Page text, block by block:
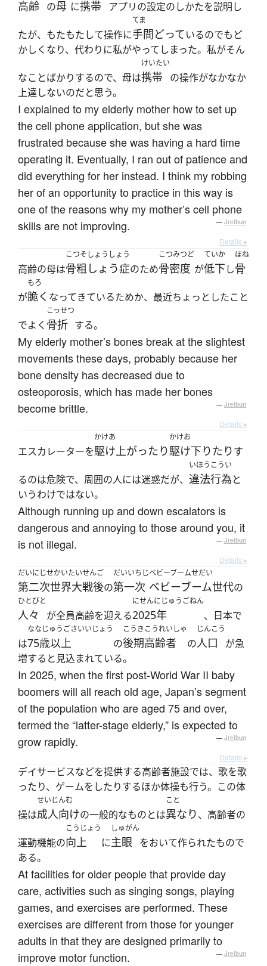
高齢 の母 に携帯 アプリの設定のしかたを説明し
たが、もたもたして操作に
てま
手間どっているのでもど
かしくなり、代わりに私がやってしまった。私がそん
なことばかりするので、母は
けいたい
携帯 の操作がなかなか
上達しないのだと思う。
I explained to my elderly mother how to set up
the cell phone application, but she was
frustrated because she was having a hard time
operating it. Eventually, I ran out of patience and
did everything for her instead. I think my robbing
her of an opportunity to practice in this way is
one of the reasons why my mother’s cell phone
skills are not improving.
— Jreibun
Details ▸
高齢の母は
こつそしょうしょう
骨粗しょう症のため
こつみつど
骨密度 が
ていか
低下し
ほね
骨
が
もろ
脆く なってきているためか、最近ちょっとしたこと
でよく
こっせつ
骨折 する。
My elderly mother’s bones break at the slightest
movements these days, probably because her
bone density has decreased due to
osteoporosis, which has made her bones
become brittle.
— Jreibun
Details ▸
エスカレーターを
かけあ
駆け上がったり
かけお
駆け下りたりす
るのは危険で、周囲の人には迷惑だが、
いほうこうい
違法行為と
いうわけではない。
Although running up and down escalators is
dangerous and annoying to those around you, it
is not illegal.
— Jreibun
Details ▸
だいにじせかいたいせんご
第二次世界大戦後の
だいいちじ
第一次
ベビーブームせだい
ベビーブーム世代の
ひとびと
人々 が全員高齢を迎える
にせんにじゅうごねん
2025年 、日本で
は
ななじゅうごさいいじょう
75歳以上 の
こうきこうれいしゃ
後期高齢者 の
じんこう
人口
が急
増すると見込まれている。
In 2025, when the first post-World War II baby
boomers will all reach old age, Japan’s segment
of the population who are aged 75 and over,
termed the “latter-stage elderly,” is expected to
grow rapidly.
— Jreibun
Details ▸
デイサービスなどを提供する高齢者施設では、歌を歌
ったり、ゲームをしたりするほか体操も行う。この体
操は
せいじんむ
成人向けの一般的なものとは
こと
異なり、高齢者の
運動機能の
こうじょう
向上 に
しゅがん
主眼
をおいて作られたもので
ある。
At facilities for older people that provide day
care, activities such as singing songs, playing
games, and exercises are performed. These
exercises are different from those for younger
adults in that they are designed primarily to
improve motor function.
— Jreibun